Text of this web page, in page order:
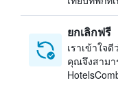
ยกเลิกฟรี
เราเข้าใจ
คุณจึงสามา